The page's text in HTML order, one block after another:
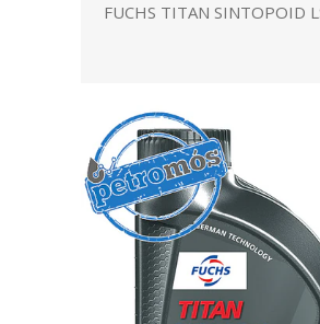
FUCHS TITAN SINTOPOID